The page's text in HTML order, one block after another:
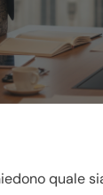
quale